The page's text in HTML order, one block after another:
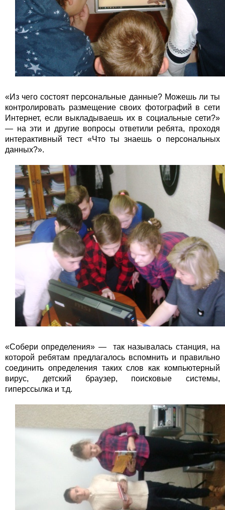
«Из чего состоят персональные данные? Можешь ли ты
контролировать размещение своих фотографий в сети
Интернет, если выкладываешь их в социальные сети?»
— на эти и другие вопросы ответили ребята, проходя
интерактивный тест «Что ты знаешь о персональных
данных?».
«Собери определения» — так называлась станция, на
которой ребятам предлагалось вспомнить и правильно
соединить определения таких слов как компьютерный
вирус, детский браузер, поисковые системы,
гиперссылка и т.д.